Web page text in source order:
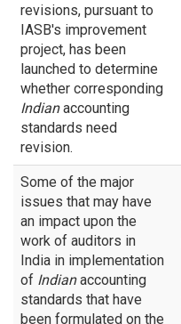
revisions, pursuant to
IASB's improvement
project, has been
launched to determine
whether corresponding
Indianaccounting
standards need
revision.
Some of the major
issues that may have
an impact upon the
work of auditors in
India in implementation
of Indianaccounting
standards that have
been formulated on the